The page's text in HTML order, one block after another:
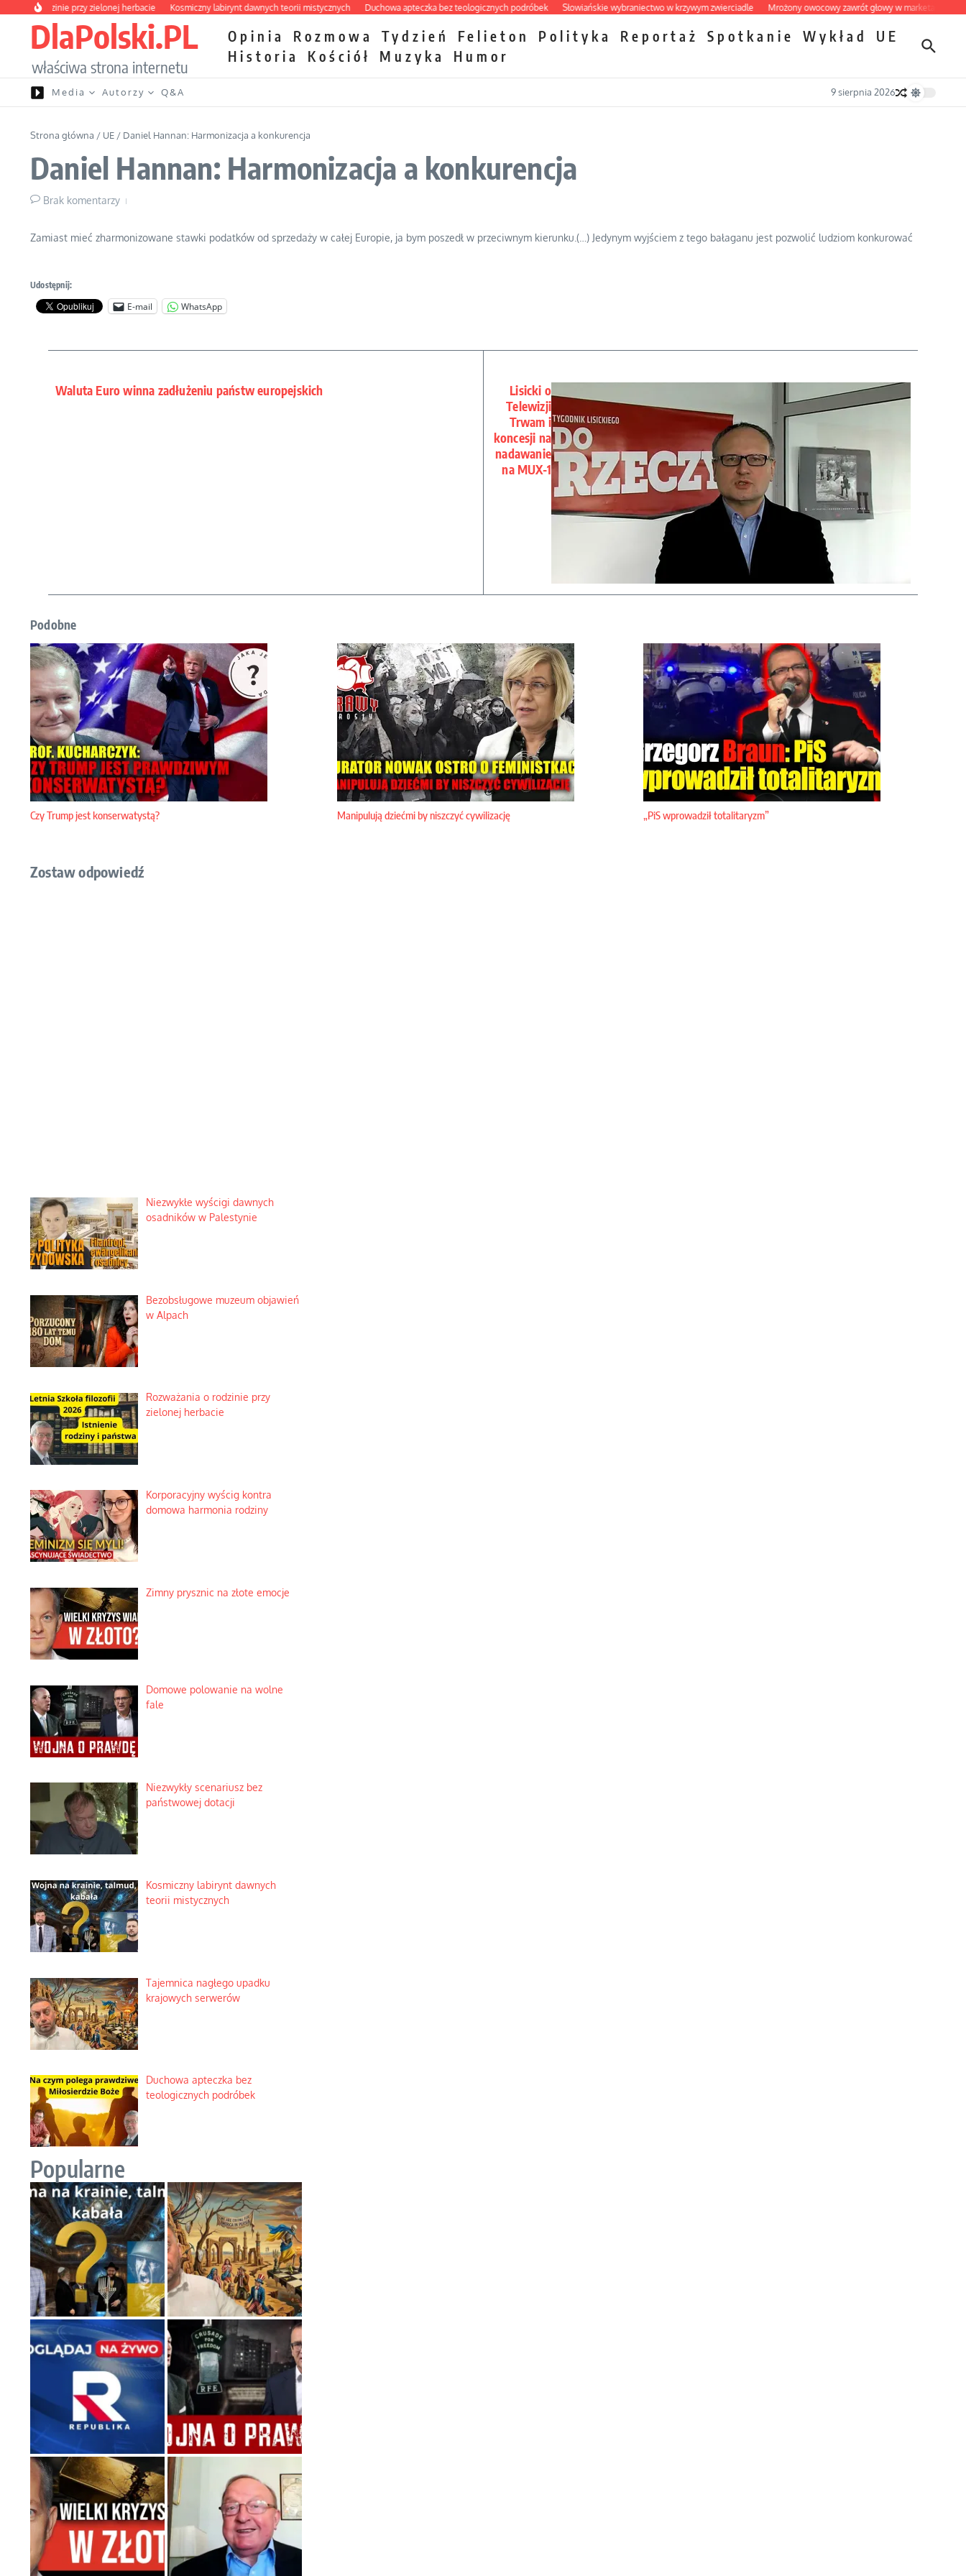
Przejdź do treści
o rodzinie przy zielonej herbacie Kosmiczny labirynt dawnych teorii mistycznych Duchowa apteczka bez teologicznych podróbek Słowiańskie wybraniectwo w krzywym zwierciadle Mrożony owocowy zawrót głowy w marketach
DlaPolski.PL
właściwa strona internetu
Opinia Rozmowa Tydzień Felieton Polityka Reportaż Spotkanie Wykład
UE
Historia
Kościół Muzyka Humor
Media Autorzy Q&A 9 sierpnia 2026
Strona główna / UE / Daniel Hannan: Harmonizacja a konkurencja
Daniel Hannan: Harmonizacja a konkurencja
Brak komentarzy
Zamiast mieć zharmonizowane stawki podatków od sprzedaży w całej Europie, ja bym poszedł w przeciwnym kierunku.(…) Jedynym wyjściem z tego bałaganu jest pozwolić ludziom konkurować
Udostępnij:
E-mail WhatsApp
Waluta Euro winna zadłużeniu państw europejskich
Lisicki o
Telewizji
Trwam i
koncesji na
nadawanie
na MUX-1
Podobne
Czy Trump jest konserwatystą? Manipulują dziećmi by niszczyć cywilizację „PiS wprowadził totalitaryzm”
Zostaw odpowiedź
Niezwykłe wyścigi dawnych
osadników w Palestynie
Bezobsługowe muzeum objawień
w Alpach
Rozważania o rodzinie przy
zielonej herbacie
Korporacyjny wyścig kontra
domowa harmonia rodziny
Zimny prysznic na złote emocje
Domowe polowanie na wolne
fale
Niezwykły scenariusz bez
państwowej dotacji
Kosmiczny labirynt dawnych
teorii mistycznych
Tajemnica nagłego upadku
krajowych serwerów
Duchowa apteczka bez
teologicznych podróbek
Popularne